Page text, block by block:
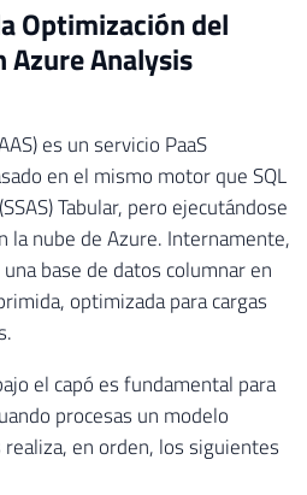
Optimización del
Azure Analysis
es un servicio PaaS
en el mismo motor que SQL
Tabular, pero ejecutándose
nube de Azure. Internamente,
una base de datos columnar en
optimizada para cargas
el capó es fundamental para
procesas un modelo
en orden, los siguientes